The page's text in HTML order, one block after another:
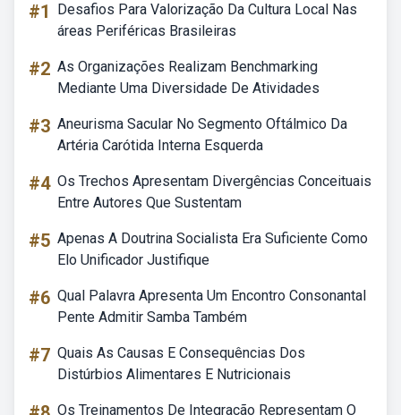
#1
Desafios Para Valorização Da Cultura Local Nas
áreas Periféricas Brasileiras
#2 As Organizações Realizam Benchmarking
Mediante Uma Diversidade De Atividades
#3 Aneurisma Sacular No Segmento Oftálmico Da
Artéria Carótida Interna Esquerda
#4 Os Trechos Apresentam Divergências Conceituais
Entre Autores Que Sustentam
#5 Apenas A Doutrina Socialista Era Suficiente Como
Elo Unificador Justifique
#6 Qual Palavra Apresenta Um Encontro Consonantal
Pente Admitir Samba Também
#7 Quais As Causas E Consequências Dos
Distúrbios Alimentares E Nutricionais
Os Treinamentos De Integração Representam O